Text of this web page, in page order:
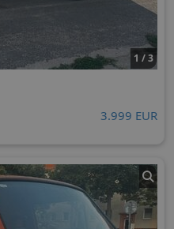
1 / 3
3.999 EUR